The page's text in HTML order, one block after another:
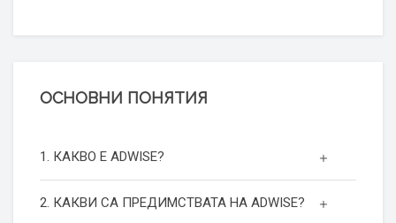
ОСНОВНИ ПОНЯТИЯ
1. КАКВО Е ADWISE?
2. КАКВИ СА ПРЕДИМСТВАТА НА ADWISE?